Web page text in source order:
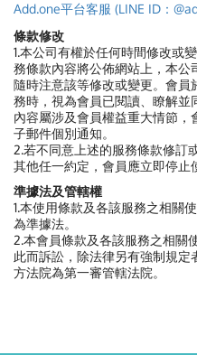
Add.one平台客服 (LINE ID：
條款修改
1.本公司有權於任何時間修改或
務條款內容將公佈網站上，本公
隨時注意該等修改或變更。會員
務時，視為會員已閱讀、瞭解並
內容屬涉及會員權益重大情節
子郵件個別通知。
2.若不同意上述的服務條款修訂
其他任一約定，會員應立即停止
準據法及管轄權
1.本使用條款及各該服務之相關
為準據法。
2.本會員條款及各該服務之相關
此而訴訟，除法律另有強制規
方法院為第一審管轄法院。